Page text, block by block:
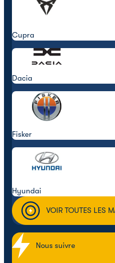
Cupra
Dacia
Fisker
Hyundai
VOIR TOUTES LES
Nous suivre